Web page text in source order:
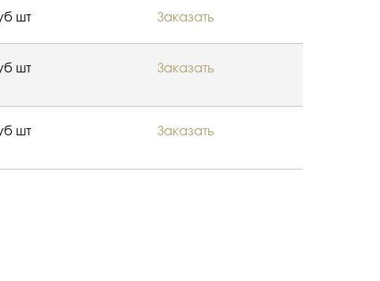
шт Заказать
шт Заказать
шт Заказать